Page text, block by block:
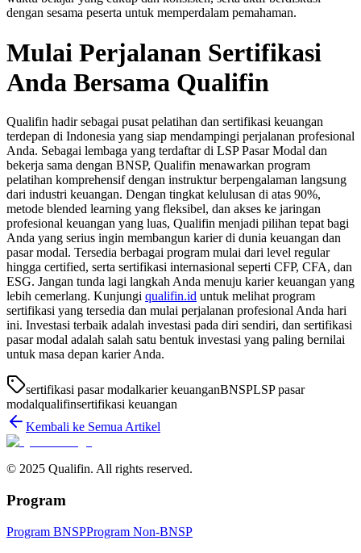
dengan sesama peserta untuk memperdalam pemahaman.
Mulai Perjalanan Sertifikasi
Anda Bersama Qualifin
Qualifin hadir sebagai pusat pelatihan dan sertifikasi keuangan
terdepan di Indonesia yang siap mendampingi perjalanan profesional
Anda. Sebagai lembaga yang terdaftar di LSP Pasar Modal dan
bekerja sama dengan BNSP, Qualifin menawarkan program
pelatihan komprehensif dengan instruktur berpengalaman langsung
dari industri keuangan. Dengan tingkat kelulusan di atas 90%,
metode blended learning yang fleksibel, dan akses ke jaringan
profesional keuangan yang luas, Qualifin menjadi pilihan tepat bagi
Anda yang serius ingin membangun karier di dunia keuangan dan
pasar modal. Tersedia berbagai program mulai dari level regular
hingga certified, serta sertifikasi internasional seperti CFP, CFA, dan
ESG. Jangan tunda lagi langkah Anda menuju karier keuangan yang
lebih cemerlang. Kunjungi qualifin.id untuk melihat program
sertifikasi yang tersedia dan mulai perjalanan profesional Anda hari
ini. Investasi terbaik adalah investasi pada diri sendiri, dan sertifikasi
pasar modal adalah salah satu bentuk investasi yang paling bernilai
untuk masa depan karier Anda.
sertifikasi pasar modalkarier keuanganBNSPLSP pasar
modalqualifinsertifikasi keuangan
Kembali ke Semua Artikel
© 2025 Qualifin. All rights reserved.
Program
Program BNSPProgram Non-BNSP